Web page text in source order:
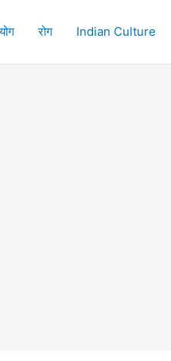
योग रोग Indian Culture